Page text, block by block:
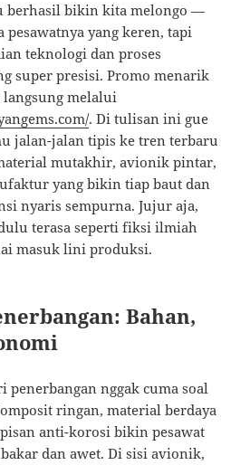
berhasil bikin kita melongo —
pesawatnya yang keren, tapi
teknologi dan proses
super presisi. Promo menarik
melalui
. Di tulisan ini gue
jalan-jalan tipis ke tren terbaru
mutakhir, avionik pintar,
yang bikin tiap baut dan
nyaris sempurna. Jujur aja,
terasa seperti fiksi ilmiah
masuk lini produksi.
Bahan,
penerbangan nggak cuma soal
ringan, material berdaya
anti-korosi bikin pesawat
dan awet. Di sisi avionik,